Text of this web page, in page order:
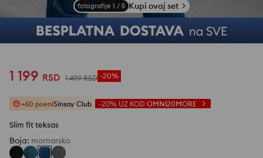
fotografije 1 / 5 Kupi ovaj set
1 199 RSD 1 499 RSD -20%
+60 poeniSinsay Club -20% UZ KOD OMNI20MORE
Slim fit teksas
Boja: mornarsko